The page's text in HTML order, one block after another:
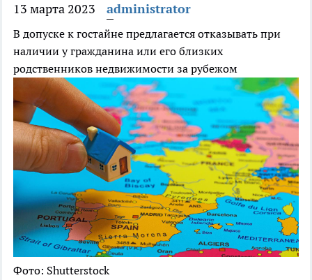
13 марта 2023 administrator
В допуске к гостайне предлагается отказывать при
наличии у гражданина или его близких
родственников недвижимости за рубежом
Фото: Shutterstock